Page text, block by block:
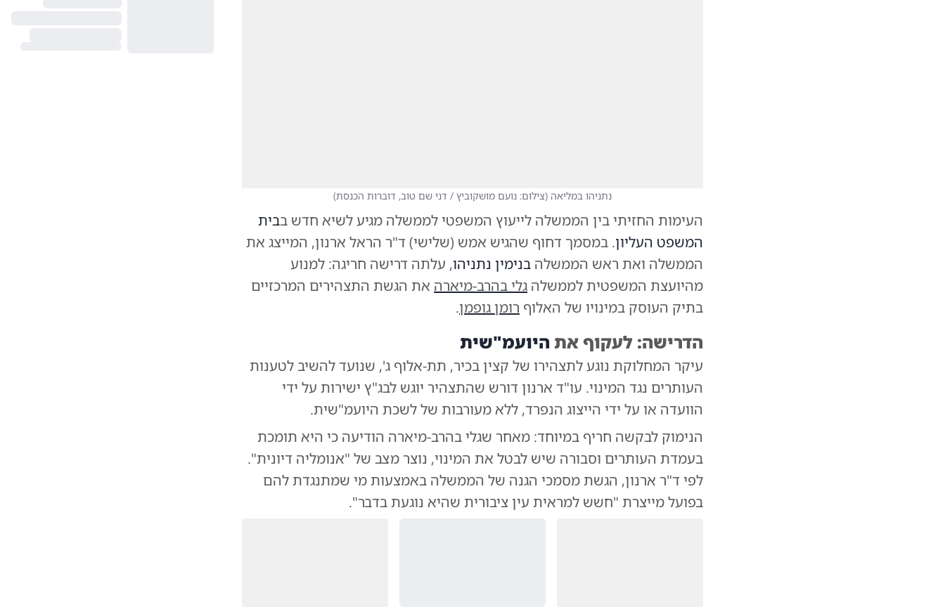
נתניהו במליאה (צילום: נועם מושקוביץ / דני שם טוב, דוברות הכנסת)
העימות החזיתי בין הממשלה לייעוץ המשפטי לממשלה מגיע לשיא חדש בבית
המשפט העליון. במסמך דחוף שהגיש אמש (שלישי) ד"ר הראל ארנון, המייצג את
הממשלה ואת ראש הממשלה בנימין נתניהו, עלתה דרישה חריגה: למנוע
מהיועצת המשפטית לממשלה גלי בהרב-מיארה את הגשת התצהירים המרכזיים
בתיק העוסק במינויו של האלוף רומן גופמן.
הדרישה: לעקוף את היועמ"שית
עיקר המחלוקת נוגע לתצהירו של קצין בכיר, תת-אלוף ג', שנועד להשיב לטענות
העותרים נגד המינוי. עו"ד ארנון דורש שהתצהיר יוגש לבג"ץ ישירות על ידי
הוועדה או על ידי הייצוג הנפרד, ללא מעורבות של לשכת היועמ"שית.
הנימוק לבקשה חריף במיוחד: מאחר שגלי בהרב-מיארה הודיעה כי היא תומכת
בעמדת העותרים וסבורה שיש לבטל את המינוי, נוצר מצב של "אנומליה דיונית".
לפי ד"ר ארנון, הגשת מסמכי הגנה של הממשלה באמצעות מי שמתנגדת להם
בפועל מייצרת "חשש למראית עין ציבורית שהיא נוגעת בדבר".